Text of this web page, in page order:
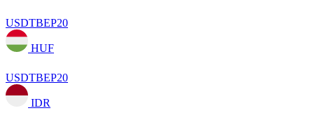
USDTBEP20
HUF
USDTBEP20
IDR